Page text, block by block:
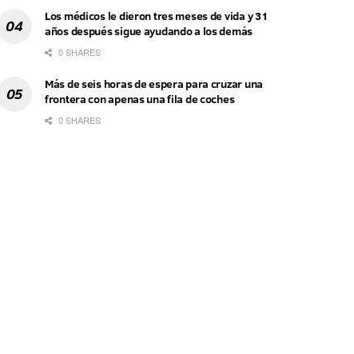
Los médicos le dieron tres meses de vida y 31
años después sigue ayudando a los demás
0 SHARES
Más de seis horas de espera para cruzar una
frontera con apenas una fila de coches
0 SHARES